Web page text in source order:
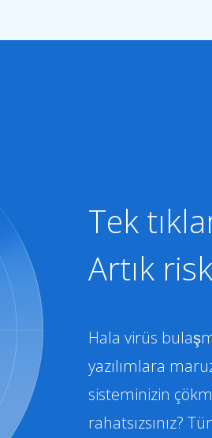
Tek
Artık
Hala virüs
yazılımlara
sisteminizin
rahatsızsınız?